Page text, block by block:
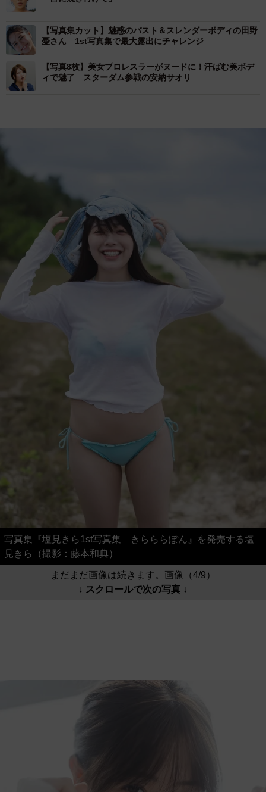
【写真集カット】魅惑のバスト＆スレンダーボディの田野
憂さん 1st写真集で最大露出にチャレンジ
【写真8枚】美女プロレスラーがヌードに！汗ばむ美ボデ
ィで魅了 スターダム参戦の安納サオリ
写真集『塩見きら1st写真集 きらららぽん』を発売する塩
見きら（撮影：藤本和典）
まだまだ画像は続きます。画像（4/9）
↓ スクロールで次の写真 ↓